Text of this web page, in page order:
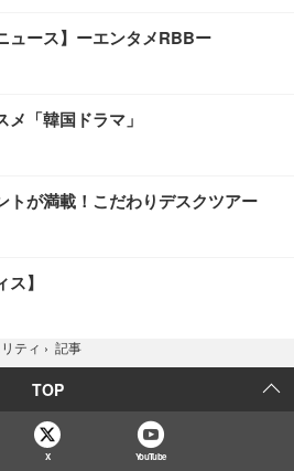
ュース】ーエンタメRBBー
「韓国ドラマ」
トが満載！こだわりデスクツアー
ス】
ティ › 記事
TOP
X YouTube